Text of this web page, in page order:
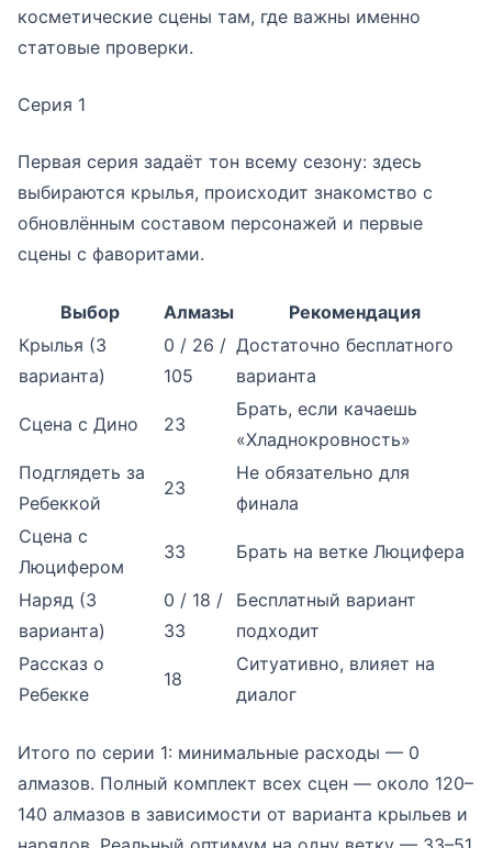
косметические сцены там, где важны именно
статовые проверки.
Серия 1
Первая серия задаёт тон всему сезону: здесь
выбираются крылья, происходит знакомство с
обновлённым составом персонажей и первые
сцены с фаворитами.
Выбор Алмазы
Рекомендация
Крылья (3
варианта)
0 / 26 /
105
Достаточно бесплатного
варианта
Сцена с Дино 23
Брать, если качаешь
«Хладнокровность»
Подглядеть за
Ребеккой
23
Не обязательно для
финала
Сцена с
Люцифером
33 Брать на ветке Люцифера
Наряд (3
варианта)
0 / 18 /
33
Бесплатный вариант
подходит
Рассказ о
Ребекке
18
Ситуативно, влияет на
диалог
Итого по серии 1: минимальные расходы — 0
алмазов. Полный комплект всех сцен — около 120–
140 алмазов в зависимости от варианта крыльев и